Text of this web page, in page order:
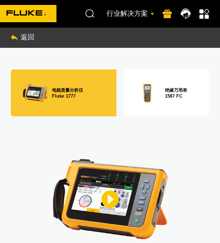
行业解决方案
返回
电能质量分析仪
Fluke 1777
绝缘万用表
1587 FC